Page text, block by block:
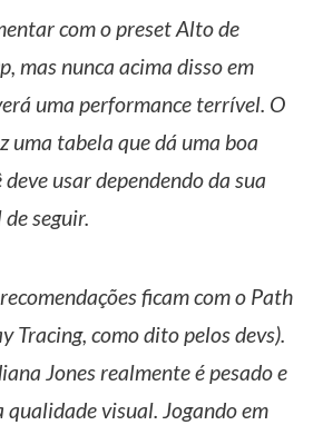
com o preset Alto de
mas nunca acima disso em
uma performance terrível. O
uma tabela que dá uma boa
usar dependendo da sua
seguir.
ficam com o Path
Tracing, como dito pelos devs).
Jones realmente é pesado e
qualidade visual. Jogando em